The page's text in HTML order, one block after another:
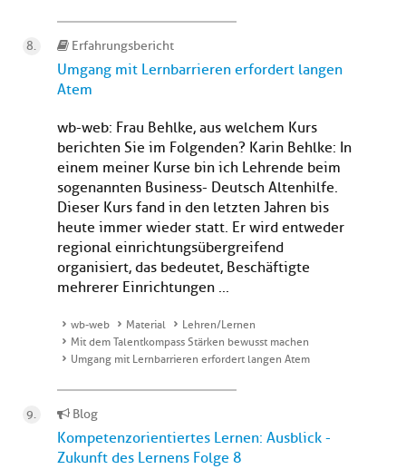
Erfahrungsbericht
Umgang mit Lernbarrieren erfordert langen
Atem
wb-web: Frau Behlke, aus welchem Kurs
berichten Sie im Folgenden? Karin Behlke: In
einem meiner Kurse bin ich Lehrende beim
sogenannten Business- Deutsch Altenhilfe.
Dieser Kurs fand in den letzten Jahren bis
heute immer wieder statt. Er wird entweder
regional einrichtungsübergreifend
organisiert, das bedeutet, Beschäftigte
mehrerer Einrichtungen ...
wb-web Material
Lehren/Lernen
Mit dem Talentkompass Stärken bewusst machen
Umgang mit Lernbarrieren erfordert langen Atem
Blog
Kompetenzorientiertes Lernen: Ausblick -
Zukunft des Lernens Folge 8